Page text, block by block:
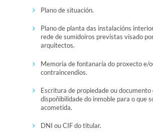
Plano de situación.
Plano de planta das instalacións
rede de sumidoiros previstas visado
arquitectos.
Memoria de fontanaría do proxecto e/
contraincendios.
Escritura de propiedade ou documento
dispoñibilidade do inmoble para o que
acometida.
DNI ou CIF do titular.